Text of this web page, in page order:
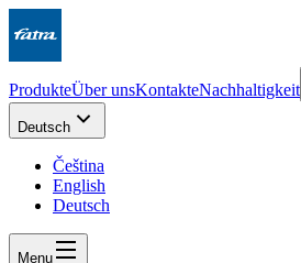
ProdukteÜber unsKontakteNachhaltigkeit
Deutsch
Čeština
English
Deutsch
Menu